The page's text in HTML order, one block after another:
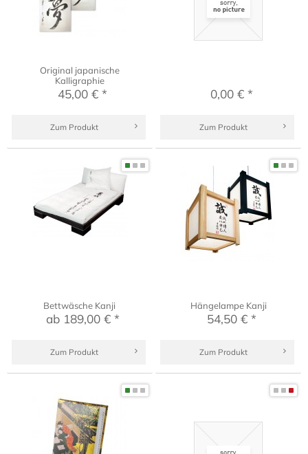
Original japanische
Kalligraphie
45,00 € *
Zum Produkt
0,00 € *
Zum Produkt
Bettwäsche Kanji
ab 189,00 € *
Zum Produkt
Hängelampe Kanji
54,50 € *
Zum Produkt